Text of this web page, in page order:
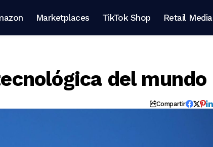
Marketplaces TikTok Shop Retail Media
del mundo
Compartir